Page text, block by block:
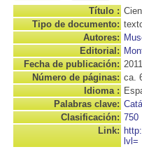
Título :
Tipo de documento:
Autores:
Editorial:
Fecha de publicación: 2011
Número de páginas: ca.
Idioma :
Palabras clave:
Clasificación: 750
Link:
lvl=